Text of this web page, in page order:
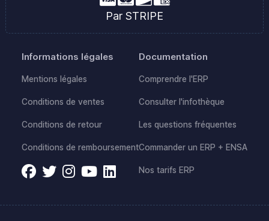
Par STRIPE
Informations légales
Mentions légales
Conditions de ventes
Conditions de retour
Conditions de remboursement
Documentation
Comprendre l'ERP
Consulter l'infothèque
Les questions fréquentes
Commander un ERP + ENSA
Nos tarifs ERP